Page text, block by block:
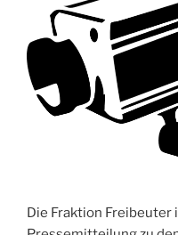
Die Fraktion Freibeuter